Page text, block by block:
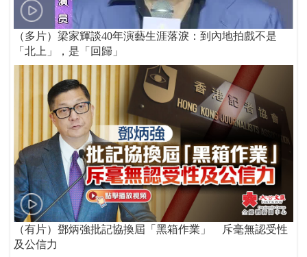
（多片）梁家輝談40年演藝生涯落淚：到內地拍戲不是
「北上」，是「回歸」
（有片）鄧炳強批記協換屆「黑箱作業」 斥毫無認受性
及公信力